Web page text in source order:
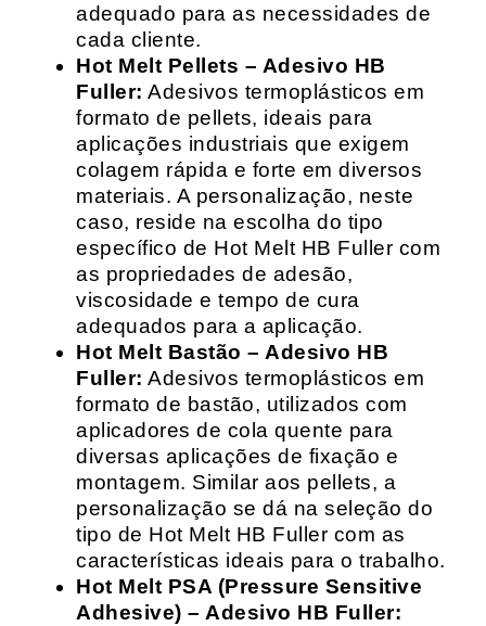
adequado para as necessidades de
cada cliente.
Hot Melt Pellets – Adesivo HB
Fuller: Adesivos termoplásticos em
formato de pellets, ideais para
aplicações industriais que exigem
colagem rápida e forte em diversos
materiais. A personalização, neste
caso, reside na escolha do tipo
específico de Hot Melt HB Fuller com
as propriedades de adesão,
viscosidade e tempo de cura
adequados para a aplicação.
Hot Melt Bastão – Adesivo HB
Fuller: Adesivos termoplásticos em
formato de bastão, utilizados com
aplicadores de cola quente para
diversas aplicações de fixação e
montagem. Similar aos pellets, a
personalização se dá na seleção do
tipo de Hot Melt HB Fuller com as
características ideais para o trabalho.
Hot Melt PSA (Pressure Sensitive
Adhesive) – Adesivo HB Fuller: